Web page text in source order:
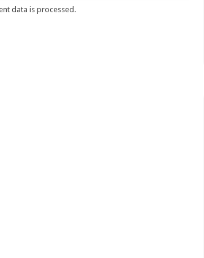
data is processed .